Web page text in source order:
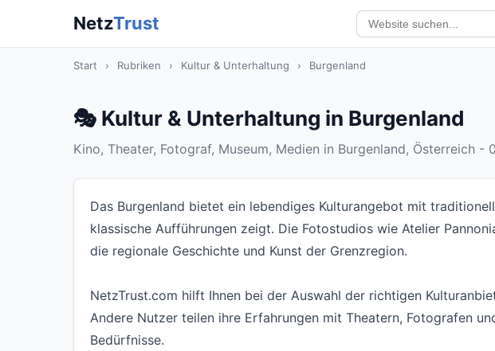
NetzTrust
Start › Rubriken › Kultur & Unterhaltung › Burgenland
🎭 Kultur & Unterhaltung in Burgenland
Kino, Theater, Fotograf, Museum, Medien in Burgenland, Österreich -
Das Burgenland bietet ein lebendiges Kulturangebot mit
klassische Aufführungen zeigt. Die Fotostudios wie Atelier
die regionale Geschichte und Kunst der Grenzregion.
NetzTrust.com hilft Ihnen bei der Auswahl der richtigen
Andere Nutzer teilen ihre Erfahrungen mit Theatern, Fotografen
Bedürfnisse.